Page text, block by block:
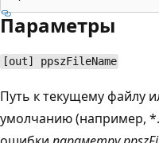
Параметры
[out] ppszFileName
Путь к текущему файлу
умолчанию (например,